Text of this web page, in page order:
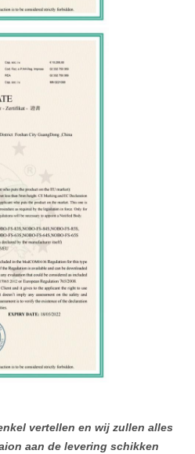
vertellen en wij zullen alles
aan de levering schikken